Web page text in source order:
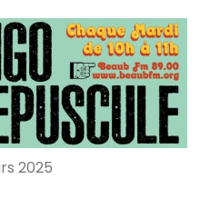
2025